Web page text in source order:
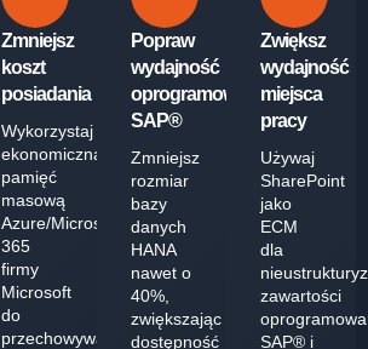
Zmniejsz
koszt
posiadania
Wykorzystaj
ekonomiczną
pamięć
masową
Azure/Microsoft
365
firmy
Microsoft
do
przechowywania
Popraw
wydajność
oprogramowania
SAP®
Zmniejsz
rozmiar
bazy
danych
HANA
nawet o
40%,
zwiększając
dostępność
Zwiększ
wydajność
miejsca
pracy
Używaj
SharePoint
jako
ECM
dla
zawartości
SAP® i